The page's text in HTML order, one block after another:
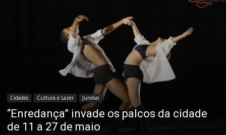
Cidades Cultura e Lazer Jundiaí
“Enredança” invade os palcos da cidade
de 11 a 27 de maio